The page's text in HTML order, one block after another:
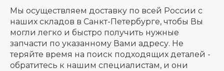
Мы осуществляем доставку по всей России с
наших складов в Санкт-Петербурге, чтобы Вы
могли легко и быстро получить нужные
запчасти по указанному Вами адресу. Не
теряйте время на поиск подходящих деталей -
обратитесь к нашим специалистам, и они